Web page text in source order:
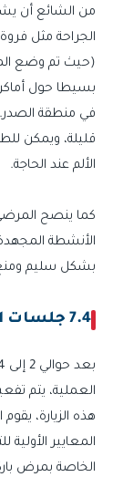
من الشائع أن
الجراحة مثل
(حيث تم وضع
بسيطا حول أماكن
في منطقة
قليلة، ويمكن
الألم عند الحاجة.
كما ينصح
الأنشطة المجهدة
بشكل سليم
7.4 جلسات البرمجة:
العملية، يتم
هذه الزيارة،
المعايير
الخاصة بمرض